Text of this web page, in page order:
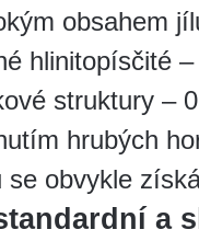
obsahem
hlinitopísčité –
struktury –
hrubých
se obvykle
a